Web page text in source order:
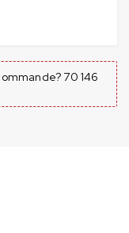
70 146